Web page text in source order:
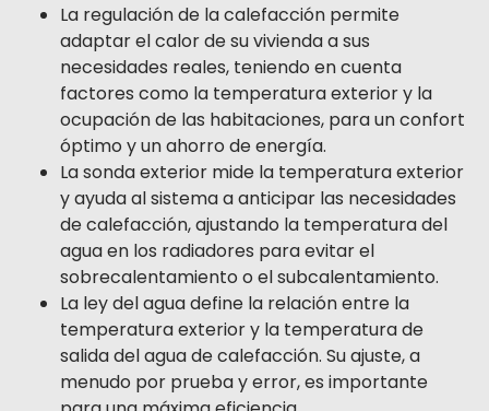
La regulación de la calefacción permite
adaptar el calor de su vivienda a sus
necesidades reales, teniendo en cuenta
factores como la temperatura exterior y la
ocupación de las habitaciones, para un confort
óptimo y un ahorro de energía.
La sonda exterior mide la temperatura exterior
y ayuda al sistema a anticipar las necesidades
de calefacción, ajustando la temperatura del
agua en los radiadores para evitar el
sobrecalentamiento o el subcalentamiento.
La ley del agua define la relación entre la
temperatura exterior y la temperatura de
salida del agua de calefacción. Su ajuste, a
menudo por prueba y error, es importante